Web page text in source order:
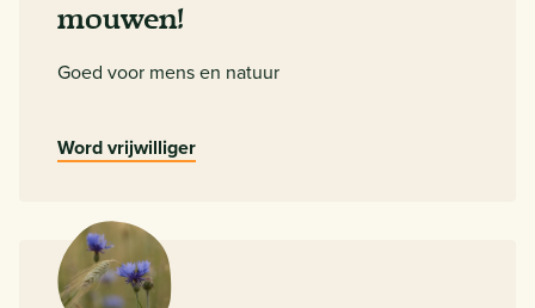
mouwen!
Goed voor mens en natuur
Word vrijwilliger